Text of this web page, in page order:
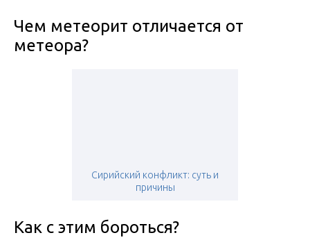
Чем метеорит отличается от
метеора?
Сирийский конфликт: суть и
причины
Как с этим бороться?